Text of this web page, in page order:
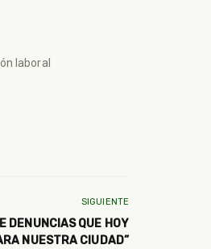
laboral
SIGUIENTE
DENUNCIAS QUE HOY
NUESTRA CIUDAD”